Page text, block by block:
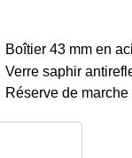
Boîtier 43 mm en
Verre saphir
Réserve de